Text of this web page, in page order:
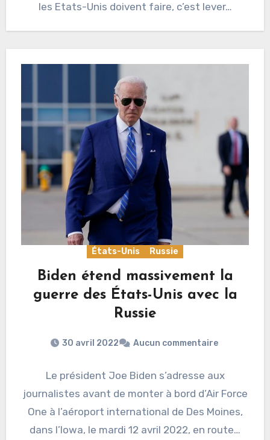
les Etats-Unis doivent faire, c’est lever…
États-Unis Russie
Biden étend massivement la
guerre des États-Unis avec la
Russie
30 avril 2022 Aucun commentaire
Le président Joe Biden s’adresse aux
journalistes avant de monter à bord d’Air Force
One à l’aéroport international de Des Moines,
dans l’Iowa, le mardi 12 avril 2022, en route…